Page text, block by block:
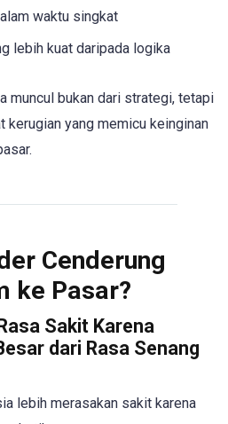
waktu singkat
lebih kuat daripada logika
muncul bukan dari strategi, tetapi
yang memicu keinginan
Cenderung
ke Pasar?
Sakit Karena
dari Rasa Senang
lebih merasakan sakit karena